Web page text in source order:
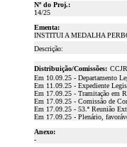
Nº do Proj.:
14/25
Ementa:
INSTITUI A MEDALHA
Descrição:
Distribuição/Comissões: CCJR
Em 10.09.25 - Departamento
Em 11.09.25 - Expediente
Em 17.09.25 - Tramitação em
Em 17.09.25 - Comissão de
Em 17.09.25 - 53.ª Reunião
Em 17.09.25 - Plenário,
Anexo:
-